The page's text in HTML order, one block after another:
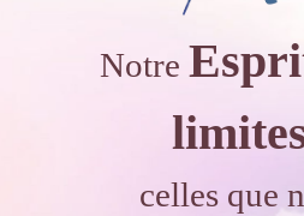
Notre
celles que